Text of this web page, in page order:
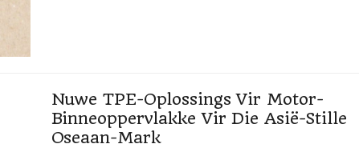
Nuwe TPE-Oplossings Vir Motor-
Binneoppervlakke Vir Die Asië-Stille
Oseaan-Mark